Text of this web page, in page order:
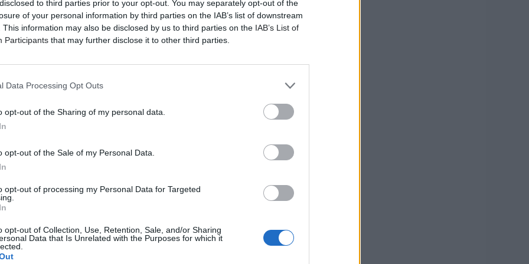
to third parties prior to your opt-out. You may separately opt-out of the
of your personal information by third parties on the IAB’s list of downstream
This information may also be disclosed by us to third parties on the IAB’s List of
Participants that may further disclose it to other third parties.
Data Processing Opt Outs
opt-out of the Sharing of my personal data.
opt-out of the Sale of my Personal Data.
opt-out of processing my Personal Data for Targeted
opt-out of Collection, Use, Retention, Sale, and/or Sharing
Data that Is Unrelated with the Purposes for which it
μέσα στη νύχτα, χωρίς να γνωρίζω κανέναν»).
το δυναμικό και πολυδιάστατο μπουζούκι του Φώτη
μουσικής (πιάνο, κοντραμπάσο) και τα επιβλητικά
μια σύγχρονη προσέγγιση στα έργα του Μίκη, του
άλλων, δίνοντας νέα πνοή σε διαχρονικά και αγαπημένα
να κάνει μια ολοκληρωμένη πρόταση για το παρόν και το